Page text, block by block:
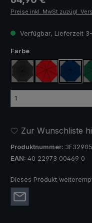
Preise inkl. MwSt zuzügl.
Verfügbar, Lieferzeit
Farbeauswählen
schwarzrot
Zur Wunschliste
Produktnummer:
EAN: 40 22973 00469 0
Dieses Produkt